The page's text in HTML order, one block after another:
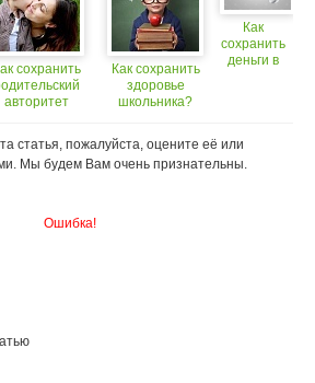
сохранить
авторитет
Как сохранить
здоровье
школьника?
Как
сохранить
деньги в
статья, пожалуйста, оцените её или
Мы будем Вам очень признательны.
Ошибка!